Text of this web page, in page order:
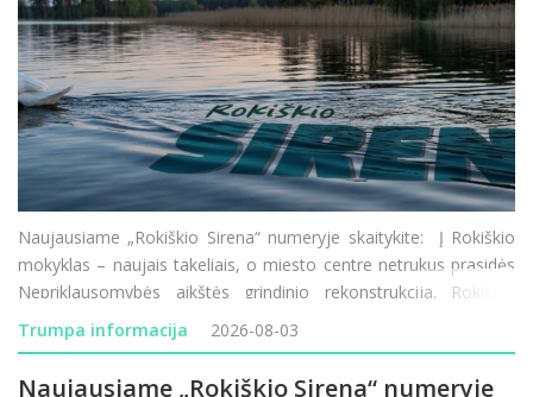
Naujausiame „Rokiškio Sirena“ numeryje skaitykite: Į Rokiškio
mokyklas – naujais takeliais, o miesto centre netrukus prasidės
Nepriklausomybės aikštės grindinio rekonstrukcija. Rokiškio
vardu žais moterų krepšinio komanda, tačiau joje ko
Trumpa informacija 2026-08-03
Naujausiame „Rokiškio Sirena“ numeryje